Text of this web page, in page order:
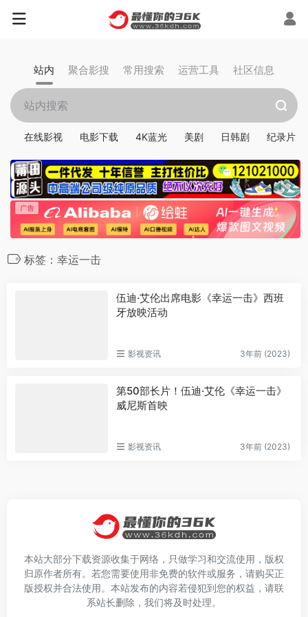
站内 聚合影搜 常用搜索 运营工具 社区信息
在线影视 电影下载 4K蓝光 美剧 日韩剧 纪录片
标签：幸运一击
伍迪·艾伦出席电影《幸运一击》西班
牙放映活动
影视资讯 3年前 (2023)
第50部长片！伍迪·艾伦《幸运一击》
威尼斯首映
影视资讯 3年前 (2023)
本站大部分下载资源收集于网络，只做学习和交流使用，版权
归原作者所有。若您需要使用非免费的软件或服务，请购买正
版授权并合法使用。本站发布的内容若侵犯到您的权益，请联
系站长删除，我们将及时处理。